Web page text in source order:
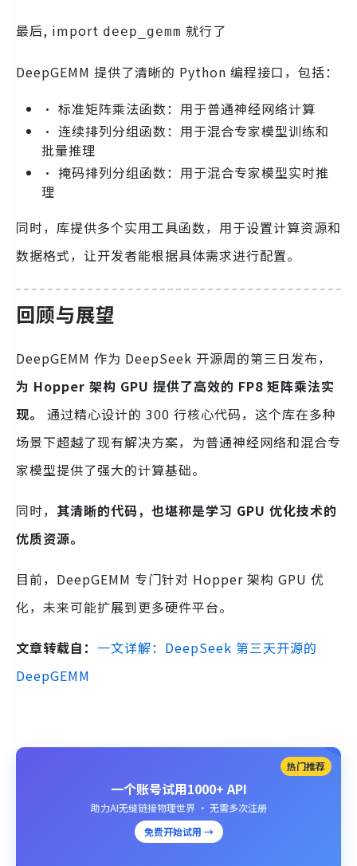
最后, import deep_gemm 就行了
DeepGEMM 提供了清晰的 Python 编程接口，包括：
• 标准矩阵乘法函数：用于普通神经网络计算
• 连续排列分组函数：用于混合专家模型训练和
批量推理
• 掩码排列分组函数：用于混合专家模型实时推
理
同时，库提供多个实用工具函数，用于设置计算资源和
数据格式，让开发者能根据具体需求进行配置。
回顾与展望
DeepGEMM 作为 DeepSeek 开源周的第三日发布，
为 Hopper 架构 GPU 提供了高效的 FP8 矩阵乘法实
现。
通过精心设计的 300 行核心代码，这个库在多种
场景下超越了现有解决方案，为普通神经网络和混合专
家模型提供了强大的计算基础。
同时， 其清晰的代码，也堪称是学习 GPU 优化技术的
优质资源。
目前，DeepGEMM 专门针对 Hopper 架构 GPU 优
化，未来可能扩展到更多硬件平台。
文章转载自： 一文详解：DeepSeek 第三天开源的
DeepGEMM
热门推荐
一个账号试用1000+ API
助力AI无缝链接物理世界 · 无需多次注册
免费开始试用 →